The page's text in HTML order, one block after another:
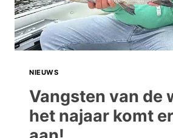
NIEUWS
Vangsten van de
het najaar komt